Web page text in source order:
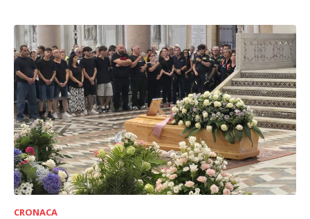
CRONACA